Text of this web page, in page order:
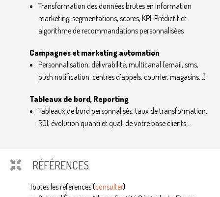
Transformation des données brutes en information
marketing, segmentations, scores, KPI. Prédictif et
algorithme de recommandations personnalisées
Campagnes et marketing automation
Personnalisation, délivrabilité, multicanal (email, sms,
push notification, centres d’appels, courrier, magasins…)
Tableaux de bord, Reporting
Tableaux de bord personnalisés, taux de transformation,
ROI, évolution quanti et quali de votre base clients…
RÉFÉRENCES
Toutes les références (consulter)